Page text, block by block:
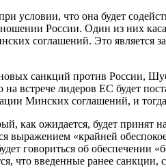
условии, что она будет
России. Один из них
соглашений. Это является
санкций против России,
встрече лидеров ЕС будет
Минских соглашений, и
как ожидается, будет принят
выражением «крайней
говориться об обеспечении
что введенные ранее санкции,